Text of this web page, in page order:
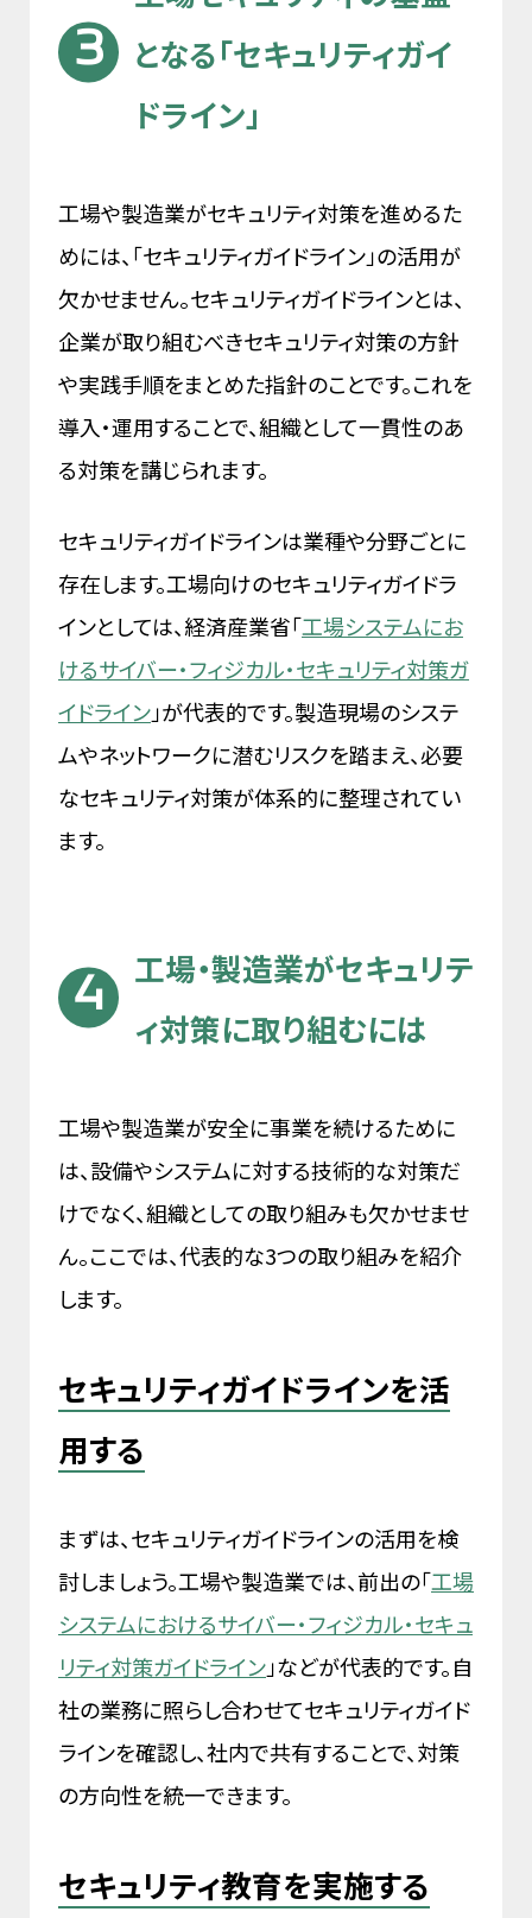
となる「セキュリティガイ
ドライン」
工場や製造業がセキュリティ対策を進めるた
めには、「セキュリティガイドライン」の活用が
欠かせません。セキュリティガイドラインとは、
企業が取り組むべきセキュリティ対策の方針
や実践手順をまとめた指針のことです。これを
導入・運用することで、組織として一貫性のあ
る対策を講じられます。
セキュリティガイドラインは業種や分野ごとに
存在します。工場向けのセキュリティガイドラ
インとしては、経済産業省「工場システムにお
けるサイバー・フィジカル・セキュリティ対策ガ
イドライン」が代表的です。製造現場のシステ
ムやネットワークに潜むリスクを踏まえ、必要
なセキュリティ対策が体系的に整理されてい
ます。
工場・製造業がセキュリテ
ィ対策に取り組むには
工場や製造業が安全に事業を続けるために
は、設備やシステムに対する技術的な対策だ
けでなく、組織としての取り組みも欠かせませ
ん。ここでは、代表的な3つの取り組みを紹介
します。
セキュリティガイドラインを活
用する
まずは、セキュリティガイドラインの活用を検
討しましょう。工場や製造業では、前出の「工場
システムにおけるサイバー・フィジカル・セキュ
リティ対策ガイドライン」などが代表的です。自
社の業務に照らし合わせてセキュリティガイド
ラインを確認し、社内で共有することで、対策
の方向性を統一できます。
セキュリティ教育を実施する